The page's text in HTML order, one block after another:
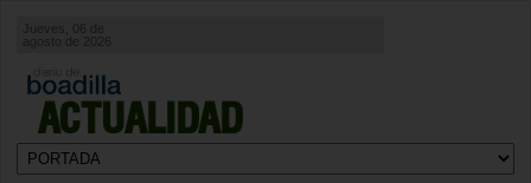
ACTUALIDAD
agosto de 2026